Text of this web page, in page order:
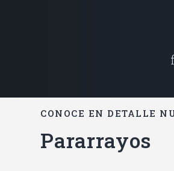
CONOCE EN DETALLE
Pararrayos